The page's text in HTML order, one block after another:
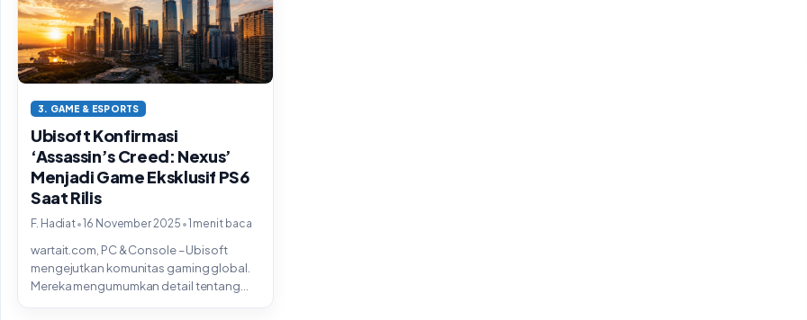
3. GAME & ESPORTS
Ubisoft Konfirmasi
‘Assassin’s Creed: Nexus’
Menjadi Game Eksklusif PS6
Saat Rilis
F. Hadiat•16 November 2025 •1 menit baca
wartait.com, PC & Console – Ubisoft
mengejutkan komunitas gaming global.
Mereka mengumumkan detail tentang